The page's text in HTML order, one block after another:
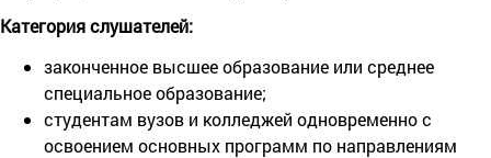
Категория слушателей:
законченное высшее образование или среднее
специальное образование;
студентам вузов и колледжей одновременно с
освоением основных программ по направлениям